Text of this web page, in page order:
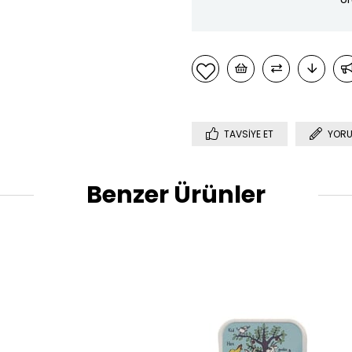
TAVSIYE ET
Benzer Ürünler